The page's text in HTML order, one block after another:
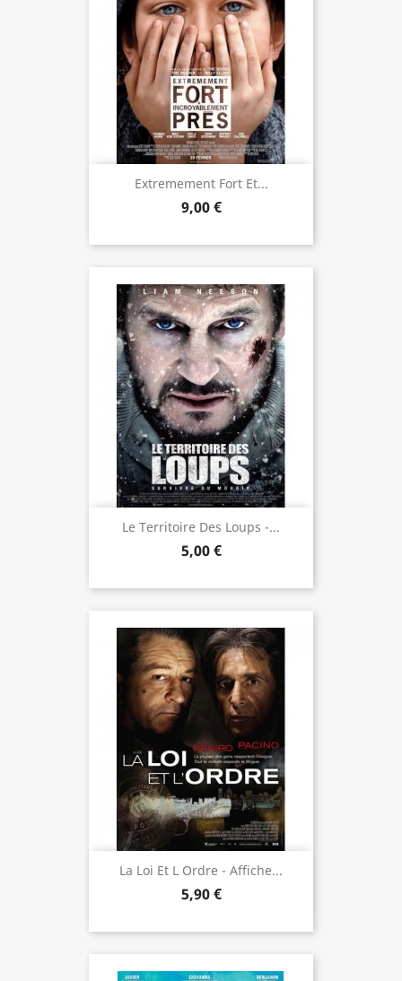
Extremement Fort Et...
9,00 €
Le Territoire Des Loups -...
5,00 €
La Loi Et L Ordre - Affiche...
5,90 €